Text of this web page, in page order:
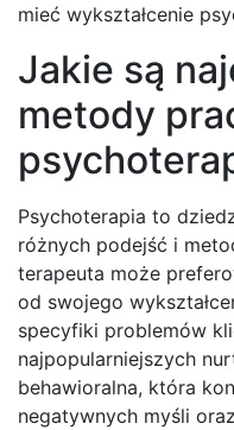
mieć wykształcenie
Jakie są
metody
Psychoterapia to
różnych podejść i
terapeuta może
od swojego
specyfiki problemów
najpopularniejszych
behawioralna, która
negatywnych myśli